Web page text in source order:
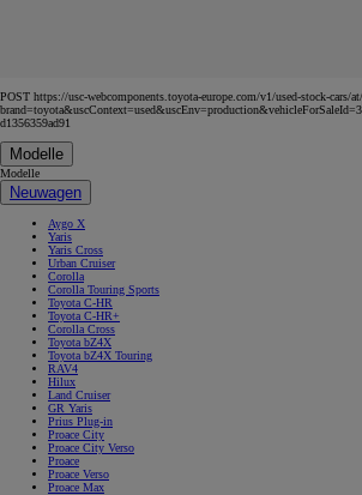
POST https://usc-webcomponents.toyota-europe.com/v1/used-stock-cars/
d1356359ad91
Modelle
Modelle
Neuwagen
Aygo X
Yaris
Yaris Cross
Urban Cruiser
Corolla
Corolla Touring Sports
Toyota C-HR
Toyota C-HR+
Corolla Cross
Toyota bZ4X
Toyota bZ4X Touring
RAV4
Hilux
Land Cruiser
GR Yaris
Prius Plug-in
Proace City
Proace City Verso
Proace
Proace Verso
Proace Max